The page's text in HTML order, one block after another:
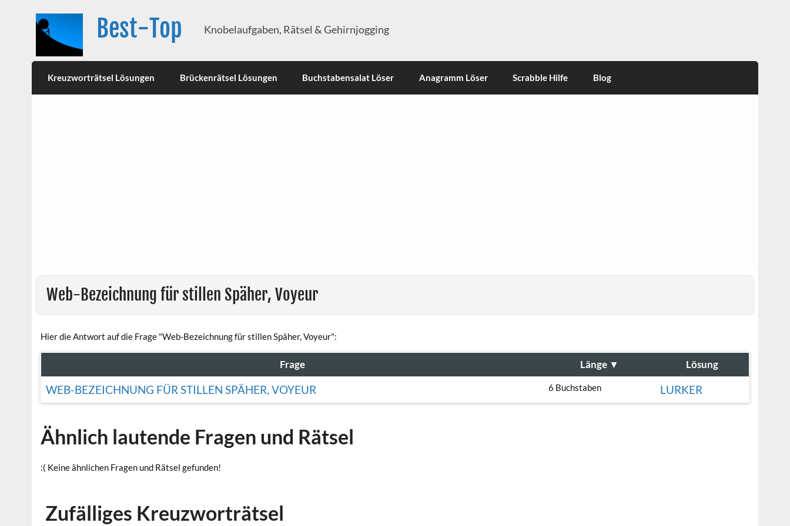
Best-Top Knobelaufgaben, Rätsel & Gehirnjogging
Kreuzworträtsel Lösungen Brückenrätsel Lösungen Buchstabensalat Löser Anagramm Löser Scrabble Hilfe Blog
Web-Bezeichnung für stillen Späher, Voyeur
Hier die Antwort auf die Frage "Web-Bezeichnung für stillen Späher, Voyeur":
Frage Länge ▼ Lösung
WEB-BEZEICHNUNG FÜR STILLEN SPÄHER, VOYEUR 6 Buchstaben LURKER
Ähnlich lautende Fragen und Rätsel
:( Keine ähnlichen Fragen und Rätsel gefunden!
Zufälliges Kreuzworträtsel